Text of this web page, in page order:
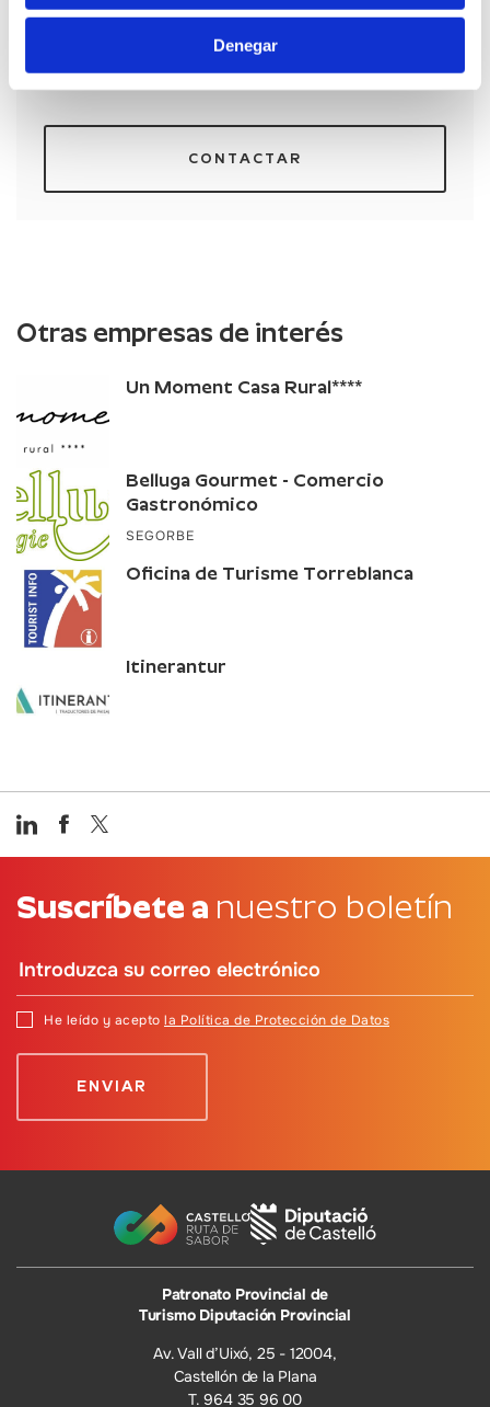
Denegar
CONTACTAR
Otras empresas de interés
Un Moment Casa Rural****
Belluga Gourmet - Comercio
Gastronómico
SEGORBE
Oficina de Turisme Torreblanca
Itinerantur
Suscríbete a nuestro boletín
He leído y acepto la Política de Protección de Datos
Patronato Provincial de
Turismo Diputación Provincial
Av. Vall d’Uixó, 25 - 12004,
Castellón de la Plana
T. 964 35 96 00